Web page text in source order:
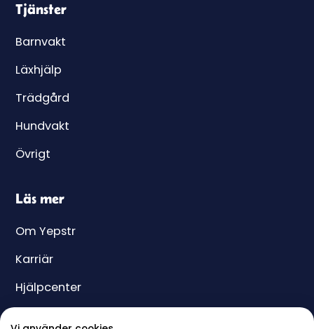
Tjänster
Barnvakt
Läxhjälp
Trädgård
Hundvakt
Övrigt
Läs mer
Om Yepstr
Karriär
Hjälpcenter